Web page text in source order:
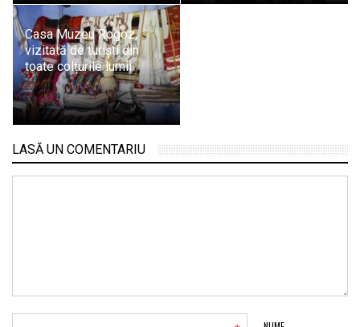
Casa Muzeu Rogoz,
vizitată de turiști din
toate colțurile lumii
LASĂ UN COMENTARIU